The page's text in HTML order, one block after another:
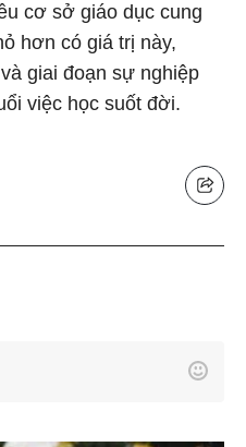
cơ sở giáo dục cung
hơn có giá trị này,
giai đoạn sự nghiệp
việc học suốt đời.